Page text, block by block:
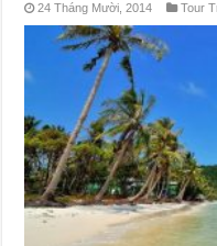
24 Tháng Mười, 2014 Tour